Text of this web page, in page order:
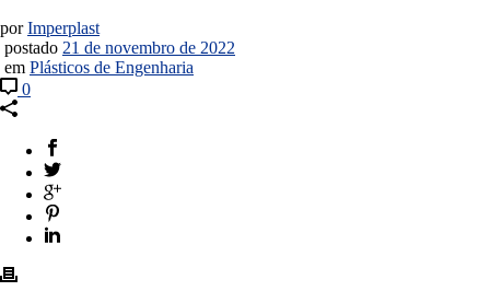
porImperplast
postado 21 de novembro de 2022
em Plásticos de Engenharia
0